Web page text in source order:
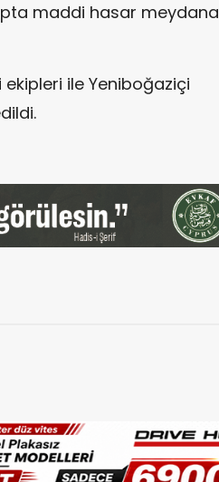
maddi hasar meydana
ile Yeniboğaziçi